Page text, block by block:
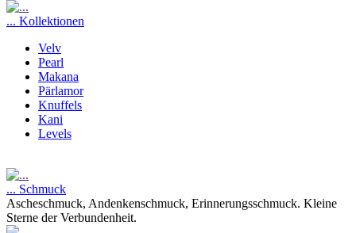
... Kollektionen
Velv
Pearl
Makana
Pärlamor
Knuffels
Kani
Levels
... Schmuck
Ascheschmuck, Andenkenschmuck, Erinnerungsschmuck. Kleine
Sterne der Verbundenheit.